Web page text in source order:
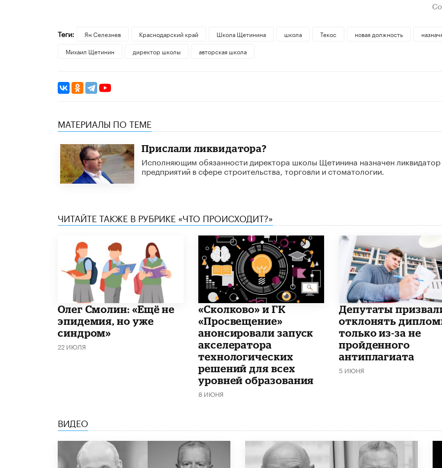
Теги: Ян Селезнев Краснодарский край Школа Щетинина школа Текос новая должность
Михаил Щетинин
директор школы авторская школа
МАТЕРИАЛЫ ПО ТЕМЕ
Прислали ликвидатора?
Исполняющим обязанности директора школы Щетинина назначен ликвидатор
предприятий в сфере строительства, торговли и стоматологии.
ЧИТАЙТЕ ТАКЖЕ В РУБРИКЕ «ЧТО ПРОИСХОДИТ?»
​Олег Смолин: «Ещё не
эпидемия, но уже
синдром»
22 ИЮЛЯ
«Сколково» и ГК
«Просвещение»
анонсировали запуск
акселератора
технологических
решений для всех
уровней образования
8 ИЮНЯ
Депутаты
отклонять
только из-за не
пройденного
антиплагиата
5 ИЮНЯ
ВИДЕО